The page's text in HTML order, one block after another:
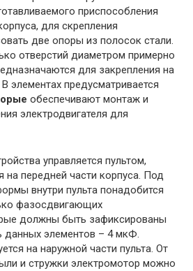
приспособления
для скрепления
две опоры из полосок стали.
отверстий диаметром примерно
для закрепления на
элементах предусматривается
обеспечивают монтаж и
электродвигателя для
управляется пультом,
передней части корпуса. Под
внутри пульта понадобится
фазосдвигающих
должны быть зафиксированы
данных элементов – 4 мкФ.
на наружной части пульта. От
и стружки электромотор можно